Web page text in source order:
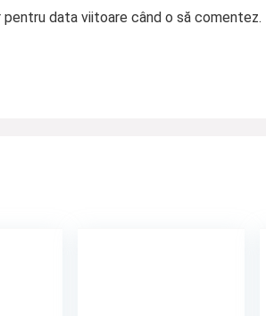
data viitoare când o să comentez.